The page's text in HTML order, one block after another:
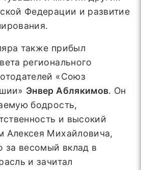
Федерации и развитие
также прибыл
регионального
«Союз
Энвер Аблякимов. Он
бодрость,
и высокий
Алексея Михайловича,
за весомый вклад в
и зачитал